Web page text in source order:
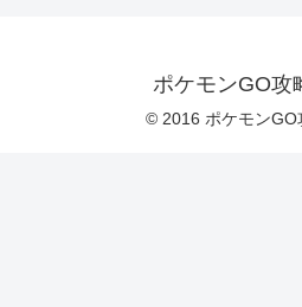
ポケモンGO攻
© 2016 ポケモンGO